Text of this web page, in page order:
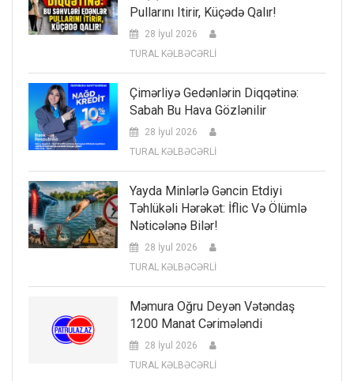
Pullarını Itirir, Küçədə Qalır!
28 İyul 2026
TURAL KƏLBƏCƏRLİ
Çimərliyə Gedənlərin Diqqətinə:
Sabah Bu Hava Gözlənilir
28 İyul 2026
TURAL KƏLBƏCƏRLİ
Yayda Minlərlə Gəncin Etdiyi
Təhlükəli Hərəkət: İflic Və Ölümlə
Nəticələnə Bilər!
28 İyul 2026
TURAL KƏLBƏCƏRLİ
Məmura Oğru Deyən Vətəndaş
1200 Manat Cərimələndi
28 İyul 2026
TURAL KƏLBƏCƏRLİ